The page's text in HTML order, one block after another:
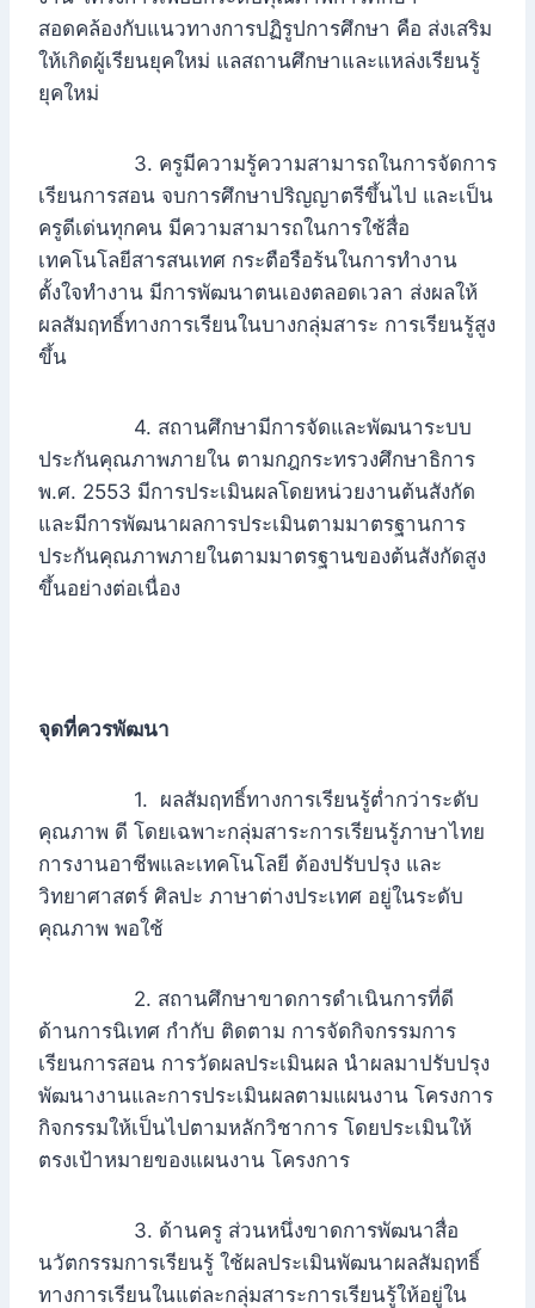
สอดคล้องกับแนวทางการปฏิรูปการศึกษา คือ ส่งเสริม
ให้เกิดผู้เรียนยุคใหม่ แลสถานศึกษาและแหล่งเรียนรู้
ยุคใหม่
3. ครูมีความรู้ความสามารถในการจัดการ
เรียนการสอน จบการศึกษาปริญญาตรีขึ้นไป และเป็น
ครูดีเด่นทุกคน มีความสามารถในการใช้สื่อ
เทคโนโลยีสารสนเทศ กระตือรือร้นในการทำงาน
ตั้งใจทำงาน มีการพัฒนาตนเองตลอดเวลา ส่งผลให้
ผลสัมฤทธิ์ทางการเรียนในบางกลุ่มสาระ การเรียนรู้สูง
ขึ้น
4. สถานศึกษามีการจัดและพัฒนาระบบ
ประกันคุณภาพภายใน ตามกฎกระทรวงศึกษาธิการ
พ.ศ. 2553 มีการประเมินผลโดยหน่วยงานต้นสังกัด
และมีการพัฒนาผลการประเมินตามมาตรฐานการ
ประกันคุณภาพภายในตามมาตรฐานของต้นสังกัดสูง
ขึ้นอย่างต่อเนื่อง
จุดที่ควรพัฒนา
1. ผลสัมฤทธิ์ทางการเรียนรู้ต่ำกว่าระดับ
คุณภาพ ดี โดยเฉพาะกลุ่มสาระการเรียนรู้ภาษาไทย
การงานอาชีพและเทคโนโลยี ต้องปรับปรุง และ
วิทยาศาสตร์ ศิลปะ ภาษาต่างประเทศ อยู่ในระดับ
คุณภาพ พอใช้
2. สถานศึกษาขาดการดำเนินการที่ดี
ด้านการนิเทศ กำกับ ติดตาม การจัดกิจกรรมการ
เรียนการสอน การวัดผลประเมินผล นำผลมาปรับปรุง
พัฒนางานและการประเมินผลตามแผนงาน โครงการ
กิจกรรมให้เป็นไปตามหลักวิชาการ โดยประเมินให้
ตรงเป้าหมายของแผนงาน โครงการ
3. ด้านครู ส่วนหนึ่งขาดการพัฒนาสื่อ
นวัตกรรมการเรียนรู้ ใช้ผลประเมินพัฒนาผลสัมฤทธิ์
ทางการเรียนในแต่ละกลุ่มสาระการเรียนรู้ให้อยู่ใน